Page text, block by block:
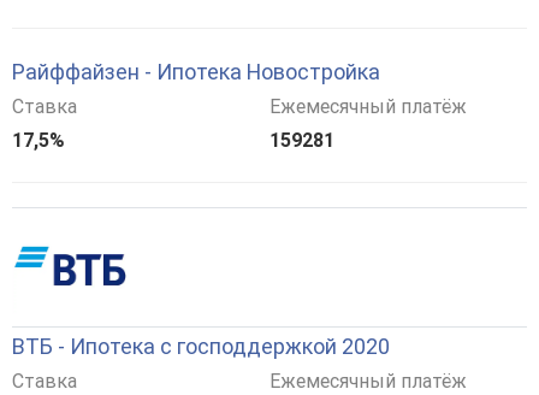
Райффайзен - Ипотека Новостройка
Ставка
17,5%
Ежемесячный платёж
159281
ВТБ - Ипотека с господдержкой 2020
Ставка
Ежемесячный платёж